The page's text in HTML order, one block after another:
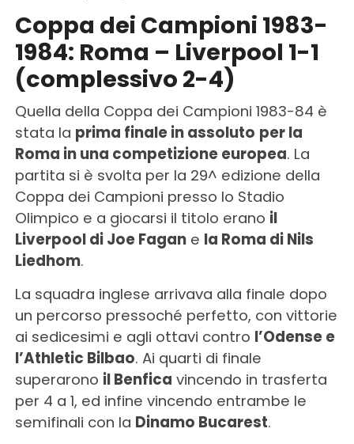
Coppa dei Campioni 1983-
1984: Roma – Liverpool 1-1
(complessivo 2-4)
Quella della Coppa dei Campioni 1983-84 è
stata la prima finale in assoluto per la
Roma in una competizione europea. La
partita si è svolta per la 29^ edizione della
Coppa dei Campioni presso lo Stadio
Olimpico e a giocarsi il titolo erano il
Liverpool di Joe Fagane la Roma di Nils
Liedhom.
La squadra inglese arrivava alla finale dopo
un percorso pressoché perfetto, con vittorie
ai sedicesimi e agli ottavi contro l’Odense e
l’Athletic Bilbao. Ai quarti di finale
superarono il Benfica vincendo in trasferta
per 4 a 1, ed infine vincendo entrambe le
semifinali con la Dinamo Bucarest.